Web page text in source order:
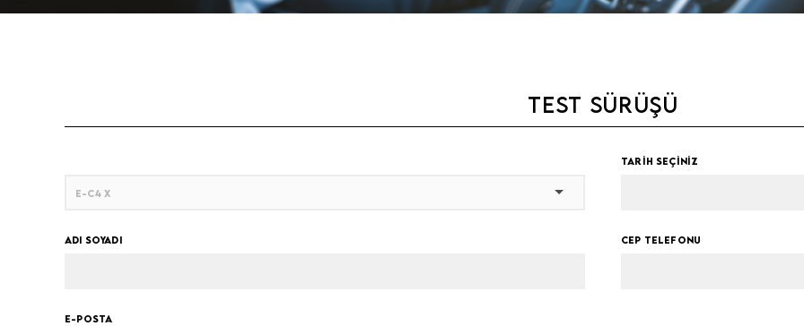
TEST SÜRÜŞÜ
TARİH SEÇİNİZ
ADI SOYADI CEP TELEFONU
E-POSTA